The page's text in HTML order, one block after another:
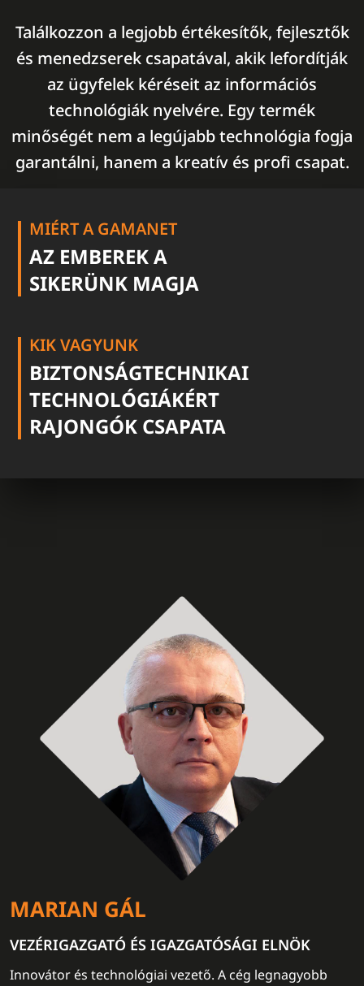
Találkozzon a legjobb értékesítők, fejlesztők
és menedzserek csapatával, akik lefordítják
az ügyfelek kéréseit az információs
technológiák nyelvére. Egy termék
minőségét nem a legújabb technológia fogja
garantálni, hanem a kreatív és profi csapat.
MIÉRT A GAMANET
AZ EMBEREK A
SIKERÜNK MAGJA
KIK VAGYUNK
BIZTONSÁGTECHNIKAI
TECHNOLÓGIÁKÉRT
RAJONGÓK CSAPATA
MARIAN GÁL
VEZÉRIGAZGATÓ ÉS IGAZGATÓSÁGI ELNÖK
Innovátor és technológiai vezető. A cég legnagyobb